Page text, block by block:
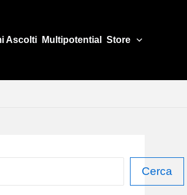
Ascolti Multipotential Store
Cerca